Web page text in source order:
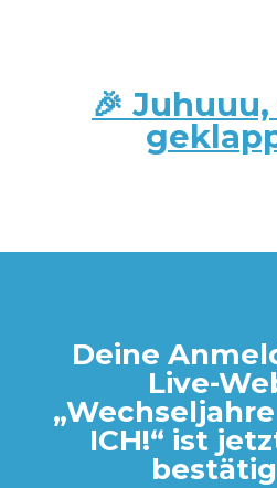
🎉
Deine
Live-
ICH!“ ist